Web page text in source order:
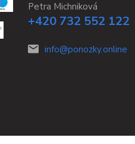
Petra Michniková
+420 732 552 122
info@ponozky.online